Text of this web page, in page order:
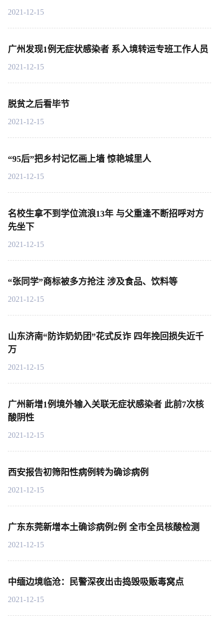
2021-12-15
广州发现1例无症状感染者 系入境转运专班工作人员
2021-12-15
脱贫之后看毕节
2021-12-15
“95后”把乡村记忆画上墙 惊艳城里人
2021-12-15
名校生拿不到学位流浪13年 与父重逢不断招呼对方
先坐下
2021-12-15
“张同学”商标被多方抢注 涉及食品、饮料等
2021-12-15
山东济南“防诈奶奶团”花式反诈 四年挽回损失近千
万
2021-12-15
广州新增1例境外输入关联无症状感染者 此前7次核
酸阴性
2021-12-15
西安报告初筛阳性病例转为确诊病例
2021-12-15
广东东莞新增本土确诊病例2例 全市全员核酸检测
2021-12-15
中缅边境临沧：民警深夜出击捣毁吸贩毒窝点
2021-12-15